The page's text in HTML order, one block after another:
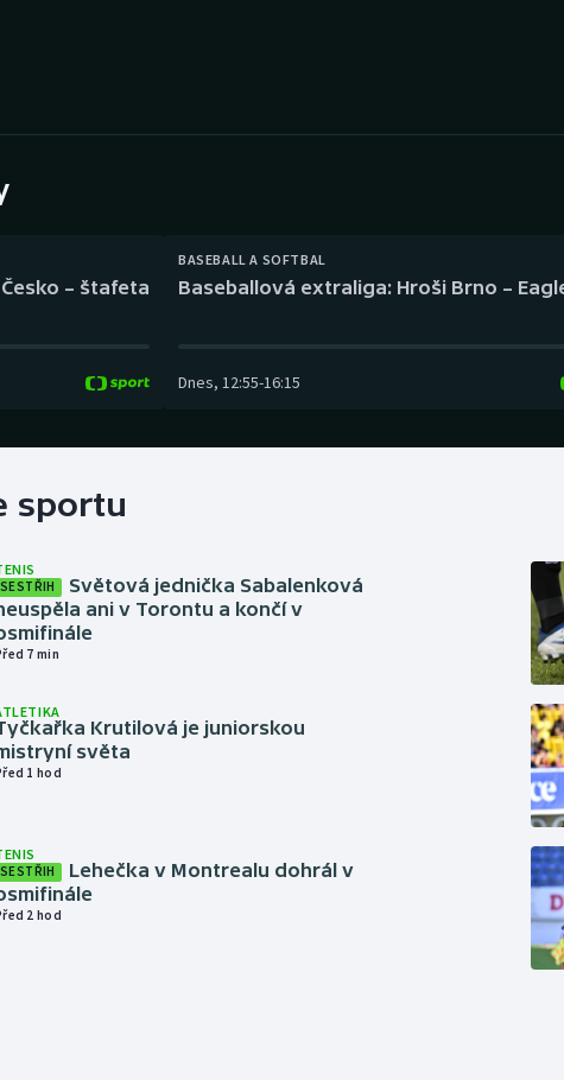
Gymnastika Plážový volejbal
– štafeta
BASEBALL A SOFTBAL
Baseballová extraliga: Hroši Brno –
Dnes, 12:55-16:15
sportu
SESTŘIH
Světová jednička Sabalenková
ani v Torontu a končí v
7 min
Krutilová je juniorskou
světa
1 hod
SESTŘIH
Lehečka v Montrealu dohrál v
2 hod